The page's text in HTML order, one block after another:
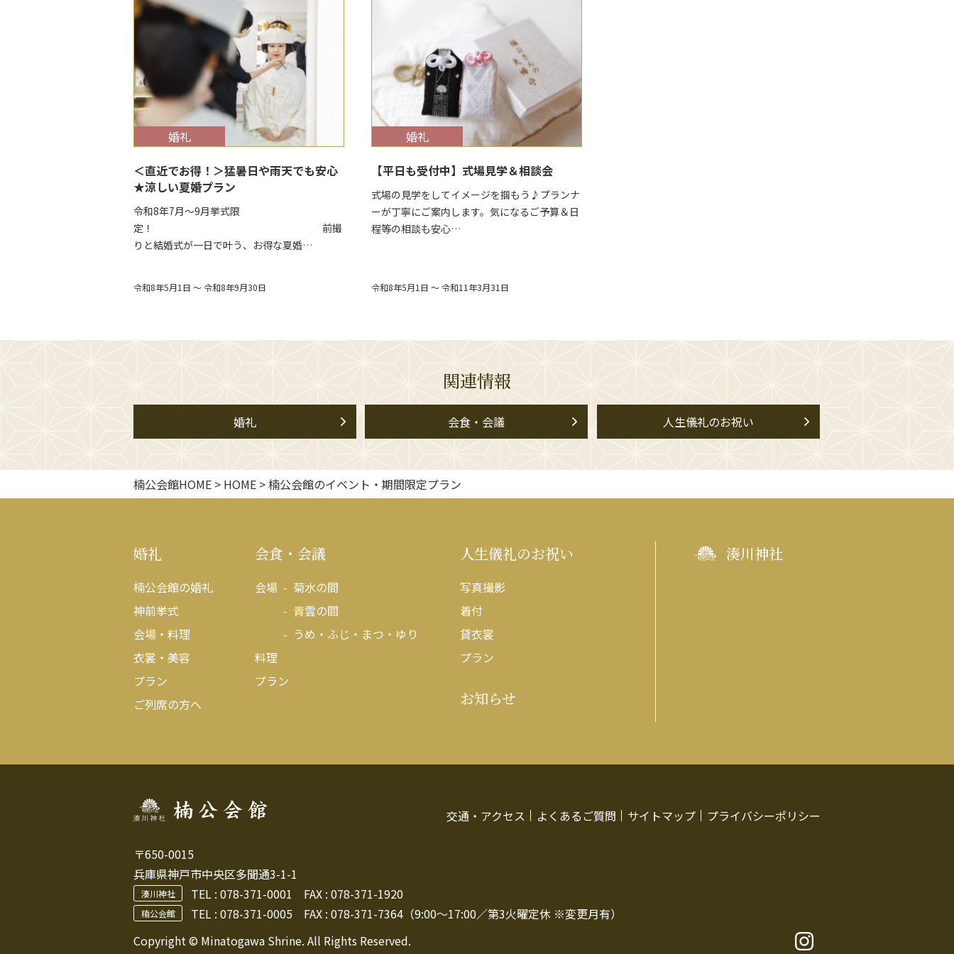
$target_date
婚礼
＜直近でお得！＞猛暑日や雨天でも安心
★涼しい夏婚プラン
令和8年7月～9月挙式限
定！ 前撮
りと結婚式が一日で叶う、お得な夏婚…
令和8年5月1日 ～ 令和8年9月30日
$target_date
婚礼
【平日も受付中】式場見学＆相談会
式場の見学をしてイメージを掴もう♪プランナ
ーが丁寧にご案内します。気になるご予算＆日
程等の相談も安心…
令和8年5月1日 ～ 令和11年3月31日
関連情報
婚礼 会食・会議 人生儀礼のお祝い
楠公会館HOME > HOME >楠公会館のイベント・期間限定プラン
婚礼
楠公会館の婚礼
神前挙式
会場・料理
衣裳・美容
プラン
ご列席の方へ
会食・会議
会場
菊水の間
青雲の間
うめ・ふじ・まつ・ゆり
料理
プラン
人生儀礼のお祝い
写真撮影
着付
貸衣裳
プラン
お知らせ
湊川神社
交通・アクセス よくあるご質問 サイトマップ プライバシーポリシー
〒650-0015
兵庫県神戸市中央区多聞通3-1-1
湊川神社 TEL :078-371-0001 FAX : 078-371-1920
楠公会館 TEL : 078-371-0005 FAX : 078-371-7364（9:00～17:00／第3火曜定休 ※変更月有）
Copyright © Minatogawa Shrine. All Rights Reserved.